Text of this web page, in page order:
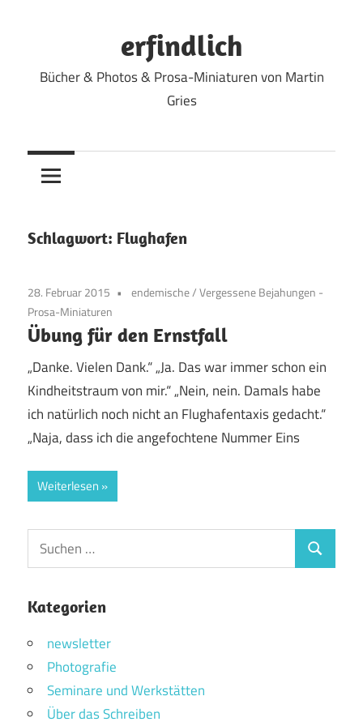
erfindlich
Bücher & Photos & Prosa-Miniaturen von Martin
Gries
Schlagwort: Flughafen
28. Februar 2015 endemische/Vergessene Bejahungen -
Prosa-Miniaturen
Übung für den Ernstfall
„Danke. Vielen Dank.“ „Ja. Das war immer schon ein
Kindheitstraum von mir.“ „Nein, nein. Damals habe
ich natürlich noch nicht an Flughafentaxis gedacht.“
„Naja, dass ich die angefochtene Nummer Eins
Weiterlesen
Suchen
nach:
Suchen
Kategorien
newsletter
Photografie
Seminare und Werkstätten
Über das Schreiben